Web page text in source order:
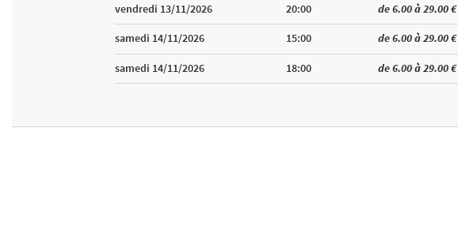
vendredi 13/11/2026 20:00 de 6.00 à 29.00 €
samedi 14/11/2026 15:00 de 6.00 à 29.00 €
samedi 14/11/2026 18:00 de 6.00 à 29.00 €